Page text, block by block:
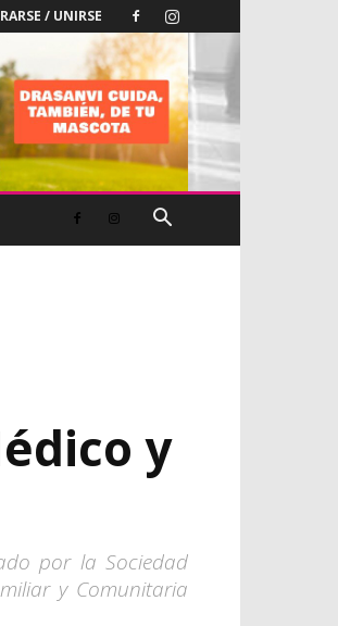
/ UNIRSE
y
por la Sociedad
y Comunitaria